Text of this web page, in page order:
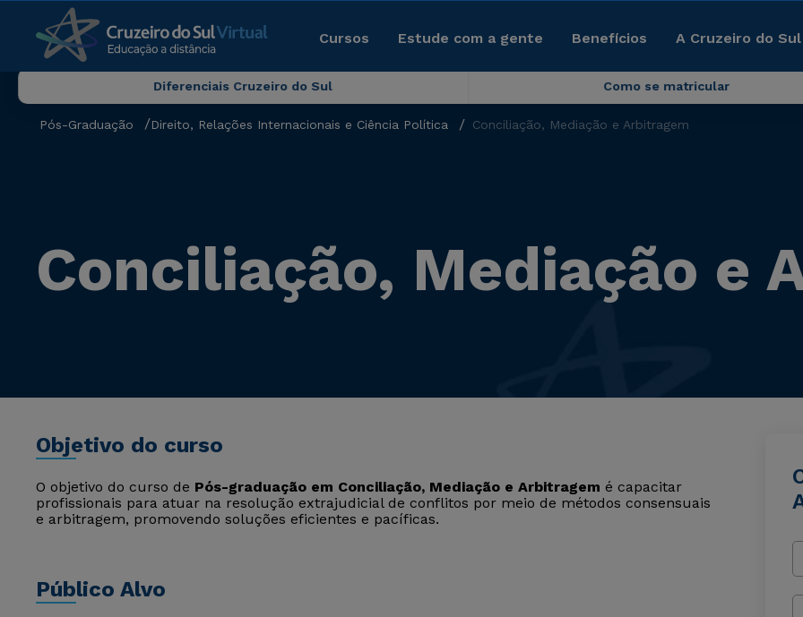
Cursos Estude com a gente Benefícios A Cruzeiro do
Diferenciais Cruzeiro do Sul Como se matricular
Pós-Graduação Direito, Relações Internacionais e Ciência Política Conciliação, Mediação e Arbitragem
Conciliação, Mediação e
Objetivo do curso
O objetivo do curso de Pós-graduação em Conciliação, Mediação e Arbitragem é capacitar
profissionais para atuar na resolução extrajudicial de conflitos por meio de métodos consensuais
e arbitragem, promovendo soluções eficientes e pacíficas.
Público Alvo